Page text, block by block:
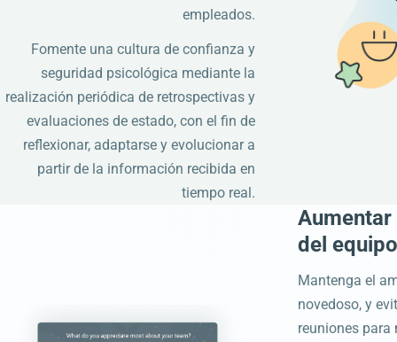
empleados.
Fomente una cultura de confianza y
seguridad psicológica mediante la
realización periódica de retrospectivas y
evaluaciones de estado, con el fin de
reflexionar, adaptarse y evolucionar a
partir de la información recibida en
tiempo real.
del equipo
Mantenga el
novedoso, y
reuniones para